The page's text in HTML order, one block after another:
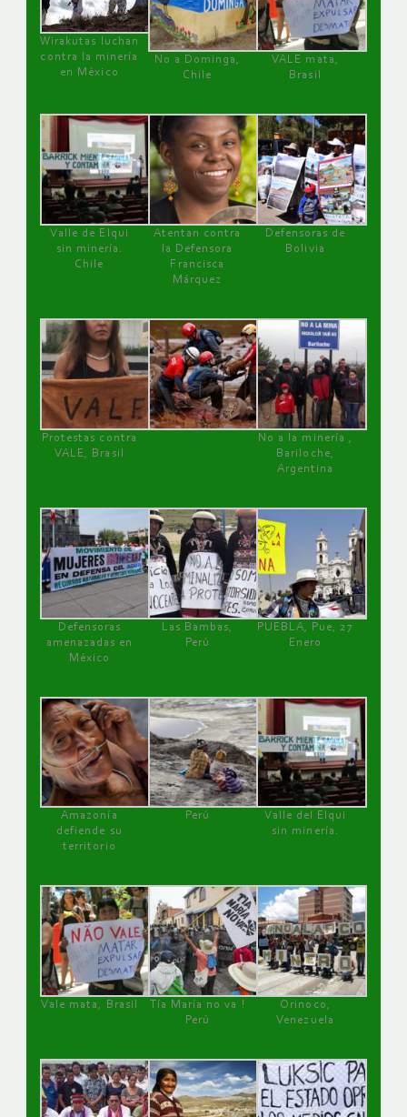
Wirakutas luchan
contra la minería
en México
No a Dominga,
Chile
VALE mata,
Brasil
Valle de Elqui
sin minería.
Chile
Atentan contra
la Defensora
Francisca
Márquez
Defensoras de
Bolivia
Protestas contra
VALE, Brasil
No a la minería ,
Bariloche,
Argentina
Defensoras
amenazadas en
México
Las Bambas,
Perú
PUEBLA, Pue, 27
Enero
Amazonía
defiende su
territorio
Perú
Valle del Elqui
sin minería.
Vale mata, Brasil
Tía María no va !
Perú
Orinoco,
Venezuela